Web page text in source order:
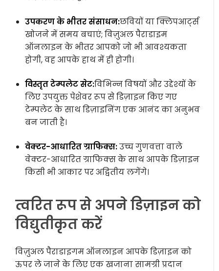
उपकरण के भीतर संसाधन:छवियों या क्लिपआर्ट्स
खोजने में समय बचाएं; विज़ुअल पैराडाइम
ऑनलाइन के भीतर आपको जो भी आवश्यकता
होगी, वह आपके हाथ में ही होगी।
विस्तृत टेम्पलेट सेट:विभिन्न विषयों और उद्देश्यों के
लिए उपयुक्त पेशेवर रूप से डिज़ाइन किए गए
टेम्पलेट के साथ डिज़ाइनिंग एक आनंद का अनुभव
बन जाती है।
वेक्टर-आधारित ग्राफिक्स:उच्च गुणवत्ता वाले
वेक्टर-आधारित ग्राफिक्स के साथ आपके डिज़ाइन
किसी भी आकार पर अद्वितीय लगेंगे।
त्वरित रूप से अपने डिज़ाइन को
विद्युतीकृत करें
विज़ुअल पैराडाइगम ऑनलाइन आपके डिज़ाइन को
ऊपर ले जाने के लिए एक खजाना सामग्री प्रदान